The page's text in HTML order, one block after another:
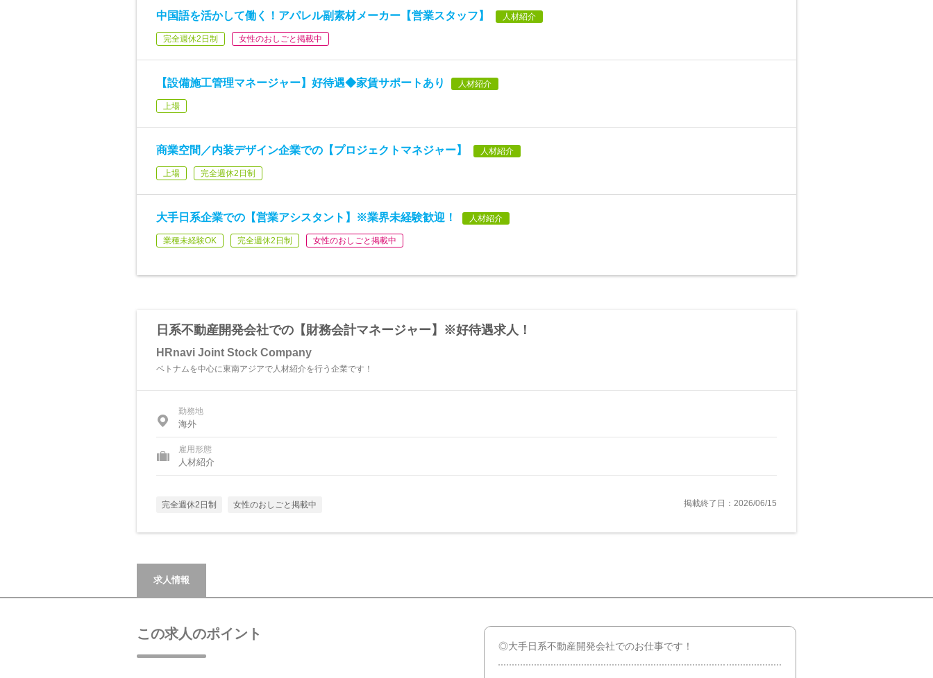
中国語を活かして働く！アパレル副素材メーカー【営業スタッフ】 人材紹介
完全週休2日制 女性のおしごと掲載中
【設備施工管理マネージャー】好待遇◆家賃サポートあり 人材紹介
上場
商業空間／内装デザイン企業での【プロジェクトマネジャー】 人材紹介
上場 完全週休2日制
大手日系企業での【営業アシスタント】※業界未経験歓迎！ 人材紹介
業種未経験OK 完全週休2日制 女性のおしごと掲載中
日系不動産開発会社での【財務会計マネージャー】※好待遇求人！
HRnavi Joint Stock Company
ベトナムを中心に東南アジアで人材紹介を行う企業です！
勤務地
海外
雇用形態
人材紹介
完全週休2日制 女性のおしごと掲載中 掲載終了日：2026/06/15
求人情報
この求人のポイント
◎大手日系不動産開発会社でのお仕事です！